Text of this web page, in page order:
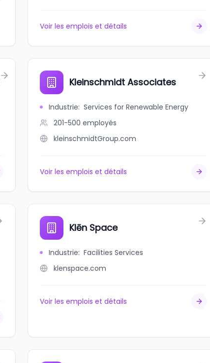
Voir les emplois et détails
Kleinschmidt Associates
Industrie: Services for Renewable Energy
201-500 employés
kleinschmidtGroup.com
Voir les emplois et détails
Klēn Space
Industrie: Facilities Services
klenspace.com
Voir les emplois et détails